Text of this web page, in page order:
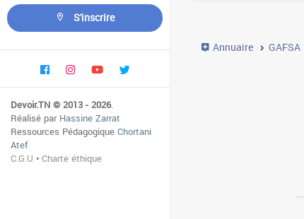
S'inscrire
Devoir.TN © 2013 - 2026.
Réalisé parHassine Zarrat
Ressources PédagogiqueChortani
Atef
C.G.U •Charte éthique
Annuaire GAFSA